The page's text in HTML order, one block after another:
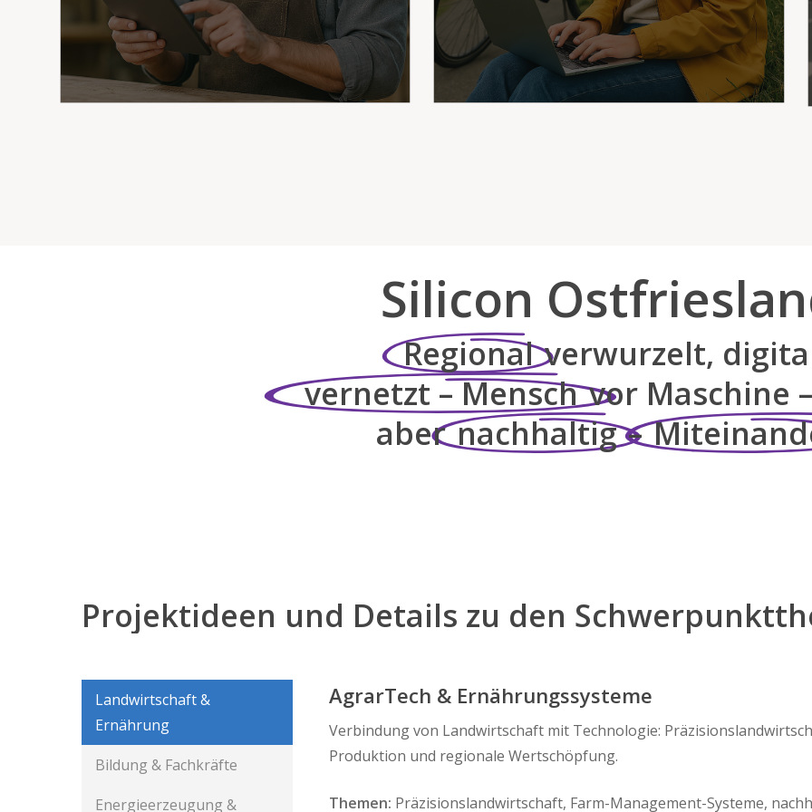
Kinderbetreuung trifft.
Silicon
Regionalverwurzelt,
vernetzt – Menschvor Maschine
abernachhaltig–
Projektideen und Details zu den
Landwirtschaft &
Ernährung
Bildung & Fachkräfte
Energieerzeugung &
AgrarTech & Ernährungssysteme
Verbindung von Landwirtschaft mit Technologie:
Produktion und regionale Wertschöpfung.
Themen: Präzisionslandwirtschaft, Farm-Management-Systeme,